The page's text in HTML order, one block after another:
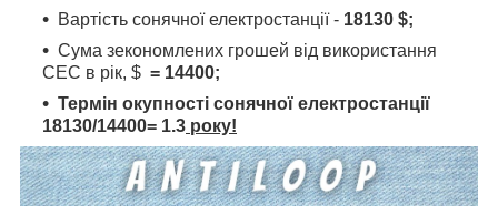
Вартість сонячної електростанції - 18130 $;
Сума зекономлених грошей від використання
СЕС в рік, $ = 14400;
Термін окупності сонячної електростанції
18130/14400= 1.3 року!